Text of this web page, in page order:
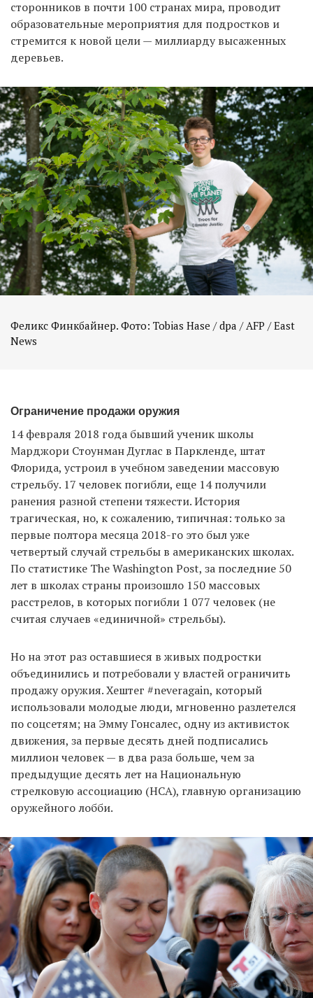
сторонников в почти 100 странах мира, проводит
образовательные мероприятия для подростков и
стремится к новой цели — миллиарду высаженных
деревьев.
Феликс Финкбайнер. Фото: Tobias Hase / dpa / AFP / East
Ограничение продажи оружия
14 февраля 2018 года бывший ученик школы
Марджори Стоунман Дуглас в Паркленде, штат
Флорида, устроил в учебном заведении массовую
стрельбу. 17 человек погибли, еще 14 получили
ранения разной степени тяжести. История
трагическая, но, к сожалению, типичная: только за
первые полтора месяца 2018-го это был уже
четвертый случай стрельбы в американских школах.
По статистике The Washington Post, за последние 50
лет в школах страны произошло 150 массовых
расстрелов, в которых погибли 1 077 человек (не
считая случаев «единичной» стрельбы).
Но на этот раз оставшиеся в живых подростки
объединились и потребовали у властей ограничить
продажу оружия. Хештег #neveragain, который
использовали молодые люди, мгновенно разлетелся
по соцсетям; на Эмму Гонсалес, одну из активисток
движения, за первые десять дней подписались
миллион человек — в два раза больше, чем за
предыдущие десять лет на Национальную
стрелковую ассоциацию (НСА), главную организацию
оружейного лобби.